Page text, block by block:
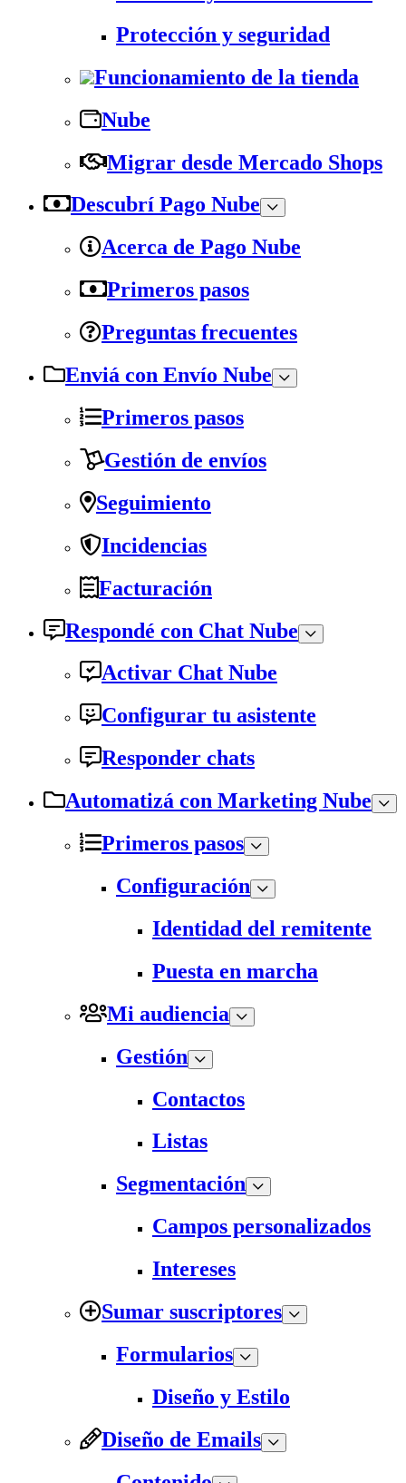
Protección y seguridad
Funcionamiento de la tienda
Nube
Migrar desde Mercado Shops
Descubrí Pago Nube
Acerca de Pago Nube
Primeros pasos
Preguntas frecuentes
Enviá con Envío Nube
Primeros pasos
Gestión de envíos
Seguimiento
Incidencias
Facturación
Respondé con Chat Nube
Activar Chat Nube
Configurar tu asistente
Responder chats
Automatizá con Marketing Nube
Primeros pasos
Configuración
Identidad del remitente
Puesta en marcha
Mi audiencia
Gestión
Contactos
Listas
Segmentación
Campos personalizados
Intereses
Sumar suscriptores
Formularios
Diseño y Estilo
Diseño de Emails